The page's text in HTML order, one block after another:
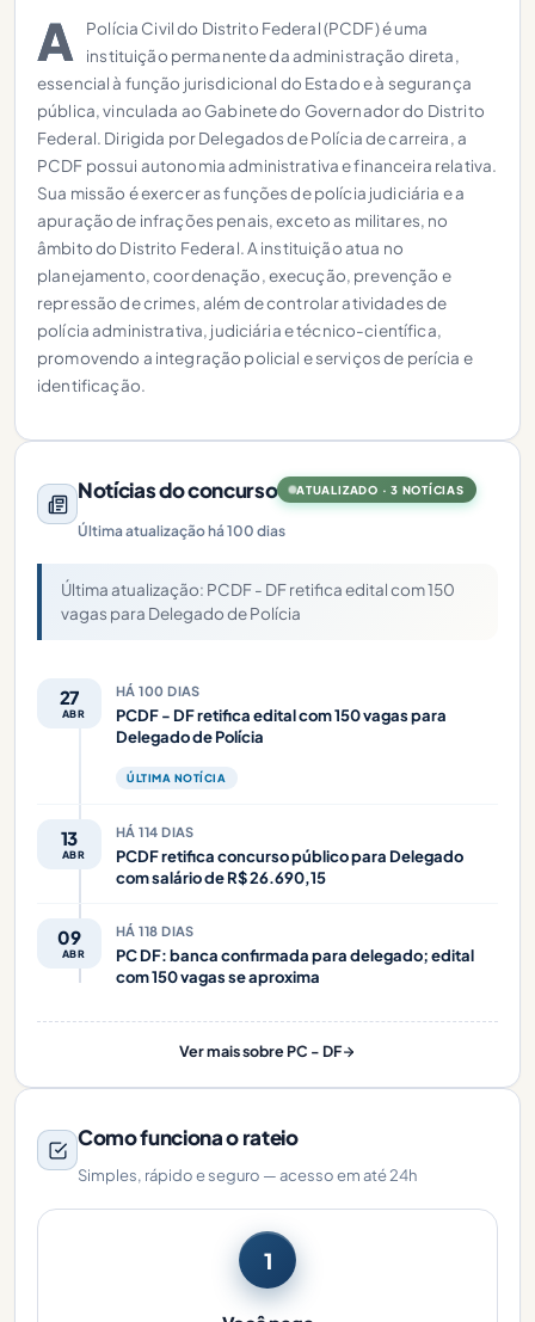
A
Polícia Civil do Distrito Federal (PCDF) é uma
instituição permanente da administração direta,
essencial à função jurisdicional do Estado e à segurança
pública, vinculada ao Gabinete do Governador do Distrito
Federal. Dirigida por Delegados de Polícia de carreira, a
PCDF possui autonomia administrativa e financeira relativa.
Sua missão é exercer as funções de polícia judiciária e a
apuração de infrações penais, exceto as militares, no
âmbito do Distrito Federal. A instituição atua no
planejamento, coordenação, execução, prevenção e
repressão de crimes, além de controlar atividades de
polícia administrativa, judiciária e técnico-científica,
promovendo a integração policial e serviços de perícia e
identificação.
Notícias do concurso ATUALIZADO · 3 NOTÍCIAS
Última atualização há 100 dias
Última atualização: PCDF - DF retifica edital com 150
vagas para Delegado de Polícia
27
ABR
HÁ 100 DIAS
PCDF - DF retifica edital com 150 vagas para
Delegado de Polícia
ÚLTIMA NOTÍCIA
13
ABR
HÁ 114 DIAS
PCDF retifica concurso público para Delegado
com salário de R$ 26.690,15
09
ABR
HÁ 118 DIAS
PC DF: banca confirmada para delegado; edital
com 150 vagas se aproxima
Ver mais sobre PC - DF
Como funciona o rateio
Simples, rápido e seguro — acesso em até 24h
1